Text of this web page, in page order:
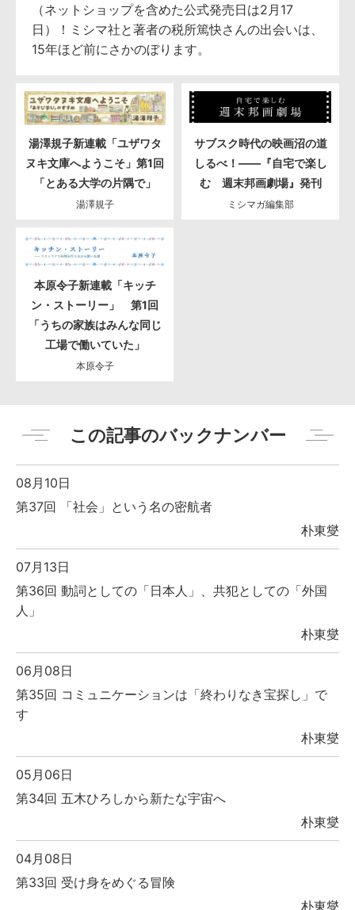
（ネットショップを含めた公式発売日は2月17
日）！ミシマ社と著者の税所篤快さんの出会いは、
15年ほど前にさかのぼります。
湯澤規子新連載「ユザワタ
ヌキ文庫へようこそ」第1回
「とある大学の片隅で」
湯澤規子
サブスク時代の映画沼の道
しるべ！――『自宅で楽し
む 週末邦画劇場』発刊
ミシマガ編集部
本原令子新連載「キッチ
ン・ストーリー」 第1回
「うちの家族はみんな同じ
工場で働いていた」
本原令子
この記事のバックナンバー
08月10日
第37回 「社会」という名の密航者
朴東燮
07月13日
第36回 動詞としての「日本人」、共犯としての「外国
人」
朴東燮
06月08日
第35回 コミュニケーションは「終わりなき宝探し」で
す
朴東燮
05月06日
第34回 五木ひろしから新たな宇宙へ
朴東燮
04月08日
第33回 受け身をめぐる冒険
朴東燮